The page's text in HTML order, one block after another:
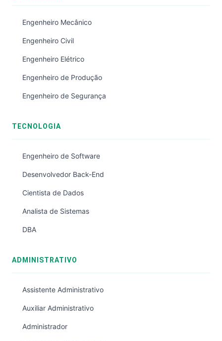
Engenheiro Mecânico
Engenheiro Civil
Engenheiro Elétrico
Engenheiro de Produção
Engenheiro de Segurança
TECNOLOGIA
Engenheiro de Software
Desenvolvedor Back-End
Cientista de Dados
Analista de Sistemas
DBA
ADMINISTRATIVO
Assistente Administrativo
Auxiliar Administrativo
Administrador